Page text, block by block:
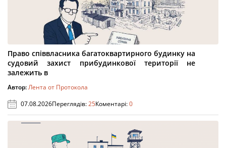
Право співвласника багатоквартирного будинку на
судовий захист прибудинкової території не
залежить в
Автор:Лента от Протокола
07.08.2026Переглядів:25Коментарі:0